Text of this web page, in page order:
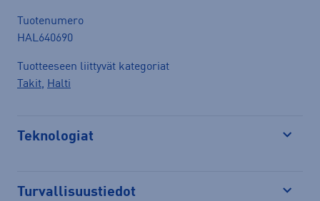
Tuotenumero
HAL640690
Tuotteeseen liittyvät kategoriat
Takit, Halti
Teknologiat
Turvallisuustiedot